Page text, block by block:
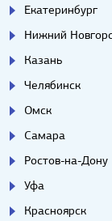
Екатеринбург
Нижний
Казань
Челябинск
Омск
Самара
Ростов-на-Дону
Уфа
Красноярск